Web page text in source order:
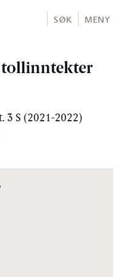
SØK MENY
tollinntekter
3 S (2021-2022)